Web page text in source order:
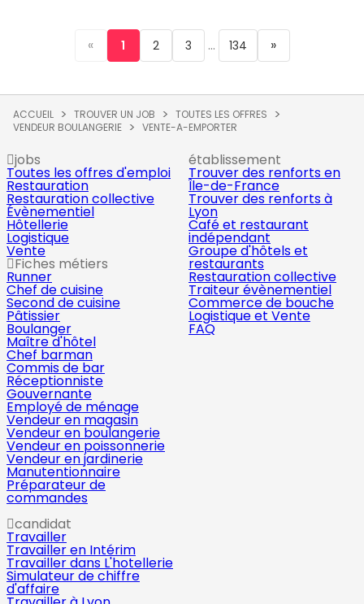
« 1 2 3 ... 134 »
ACCUEIL TROUVER UN JOB
TOUTES LES OFFRES
VENDEUR BOULANGERIE
VENTE-A-EMPORTER
jobs
Toutes les offres d'emploi
Restauration
Restauration collective
Évènementiel
Hôtellerie
Logistique
Vente
Fiches métiers
Runner
Chef de cuisine
Second de cuisine
Pâtissier
Boulanger
Maître d'hôtel
Chef barman
Commis de bar
Réceptionniste
Gouvernante
Employé de ménage
Vendeur en magasin
Vendeur en boulangerie
Vendeur en poissonnerie
Vendeur en jardinerie
Manutentionnaire
Préparateur de
commandes
établissement
Trouver des renforts en
Île-de-France
Trouver des renforts à
Lyon
Café et restaurant
indépendant
Groupe d'hôtels et
restaurants
Restauration collective
Traiteur évènementiel
Commerce de bouche
Logistique et Vente
FAQ
candidat
Travailler
Travailler en Intérim
Travailler dans L'hotellerie
Simulateur de chiffre
d'affaire